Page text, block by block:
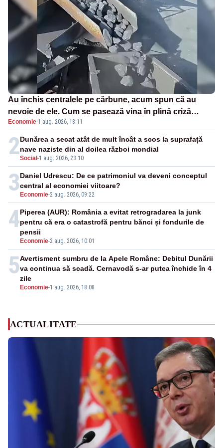
Au închis centralele pe cărbune, acum spun că au
nevoie de ele. Cum se pasează vina în plină criză
energetică
Economie·1 aug. 2026, 18:11
2Social -1 aug. 2026, 23:10
Dunărea a secat atât de mult încât a scos la suprafață
nave naziste din al doilea război mondial
3 Economie-2 aug. 2026, 09:22
Daniel Udrescu: De ce patrimoniul va deveni conceptul
central al economiei viitoare?
4
Economie-2 aug. 2026, 10:01
Piperea (AUR): România a evitat retrogradarea la junk
pentru că era o catastrofă pentru bănci și fondurile de
pensii
5
Economie-1 aug. 2026, 18:08
Avertisment sumbru de la Apele Române: Debitul Dunării
va continua să scadă. Cernavodă s-ar putea închide în 4
zile
ACTUALITATE